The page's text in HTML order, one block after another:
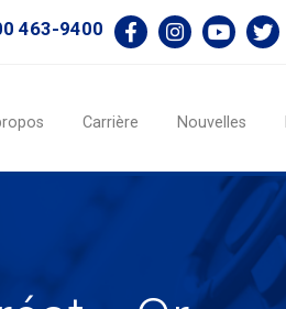
463-9400
Carrière Nouvelles